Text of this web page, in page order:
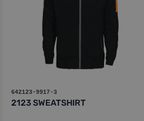
642123-9917-3
2123 SWEATSHIRT